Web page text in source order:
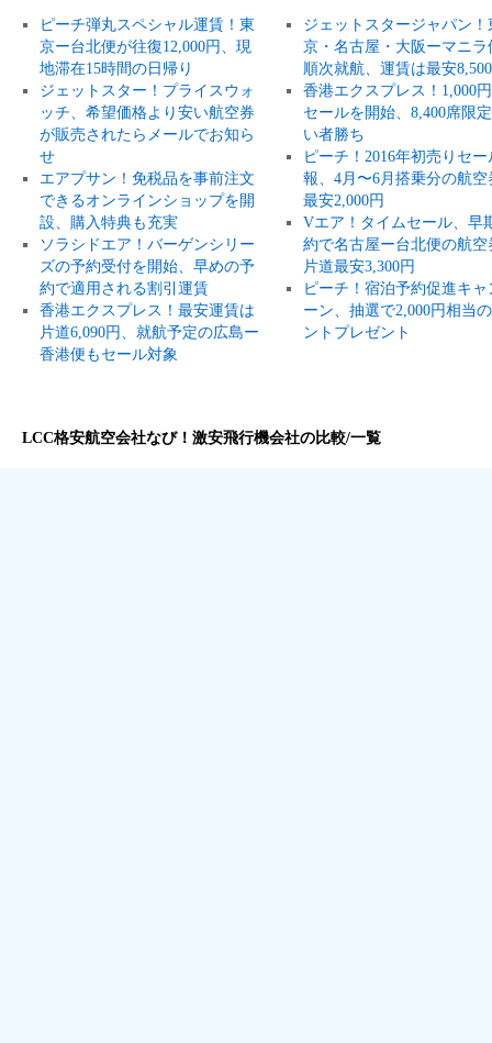
ピーチ弾丸スペシャル運賃！東
京ー台北便が往復12,000円、現
地滞在15時間の日帰り
ジェットスター！プライスウォ
ッチ、希望価格より安い航空券
が販売されたらメールでお知ら
せ
エアプサン！免税品を事前注文
できるオンラインショップを開
設、購入特典も充実
ソラシドエア！バーゲンシリー
ズの予約受付を開始、早めの予
約で適用される割引運賃
香港エクスプレス！最安運賃は
片道6,090円、就航予定の広島ー
香港便もセール対象
ジェットスタージャパン！
京・名古屋・大阪ーマニラ
順次就航、運賃は最安
香港エクスプレス！1,000
セールを開始、8,400席限
い者勝ち
ピーチ！2016年初売りセー
報、4月〜6月搭乗分の航空
最安2,000円
Vエア！タイムセール、早
約で名古屋ー台北便の航空
片道最安3,300円
ピーチ！宿泊予約促進キャ
ーン、抽選で2,000円相当
ントプレゼント
LCC格安航空会社なび！激安飛行機会社の比較/一覧